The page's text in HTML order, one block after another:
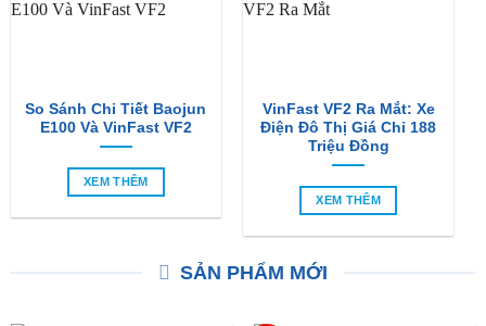
So Sánh Chi Tiết Baojun
E100 Và VinFast VF2
XEM THÊM
VinFast VF2 Ra Mắt: Xe
Điện Đô Thị Giá Chỉ 188
Triệu Đồng
XEM THÊM
SẢN PHẨM MỚI